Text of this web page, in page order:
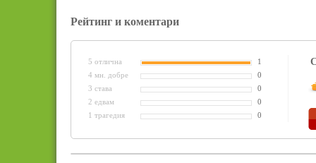
Рейтинг и коментари
5 отлична
1
4 мн. добре
0
3 става
0
2 едвам
0
1 трагедия
0